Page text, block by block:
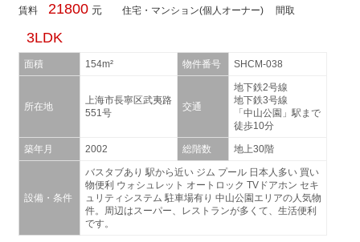
賃料 21800 元 住宅・マンション(個人オーナー) 間取
3LDK
面積 154m² 物件番号 SHCM-038
所在地
上海市長寧区武夷路
551号
交通
地下鉄2号線
地下鉄3号線
「中山公園」駅まで
徒歩10分
築年月 2002 総階数 地上30階
設備・条件
バスタブあり 駅から近い ジム プール 日本人多い 買い
物便利 ウォシュレット オートロック TVドアホン セキ
ュリティシステム 駐車場有り 中山公園エリアの人気物
件。周辺はスーパー、レストランが多くて、生活便利
です。